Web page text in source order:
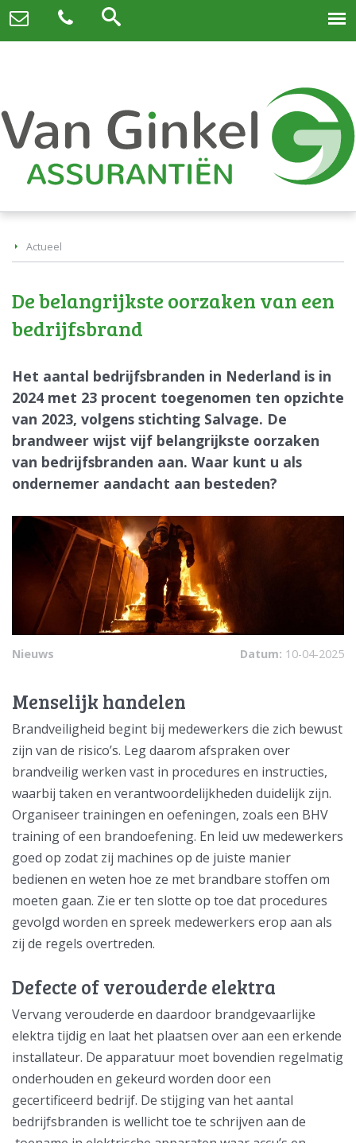
Actueel
De belangrijkste oorzaken van een
bedrijfsbrand
Het aantal bedrijfsbranden in Nederland is in
2024 met 23 procent toegenomen ten opzichte
van 2023, volgens stichting Salvage. De
brandweer wijst vijf belangrijkste oorzaken
van bedrijfsbranden aan. Waar kunt u als
ondernemer aandacht aan besteden?
Nieuws Datum: 10-04-2025
Menselijk handelen
Brandveiligheid begint bij medewerkers die zich bewust
zijn van de risico’s. Leg daarom afspraken over
brandveilig werken vast in procedures en instructies,
waarbij taken en verantwoordelijkheden duidelijk zijn.
Organiseer trainingen en oefeningen, zoals een BHV
training of een brandoefening. En leid uw medewerkers
goed op zodat zij machines op de juiste manier
bedienen en weten hoe ze met brandbare stoffen om
moeten gaan. Zie er ten slotte op toe dat procedures
gevolgd worden en spreek medewerkers erop aan als
zij de regels overtreden.
Defecte of verouderde elektra
Vervang verouderde en daardoor brandgevaarlijke
elektra tijdig en laat het plaatsen over aan een erkende
installateur. De apparatuur moet bovendien regelmatig
onderhouden en gekeurd worden door een
gecertificeerd bedrijf. De stijging van het aantal
bedrijfsbranden is wellicht toe te schrijven aan de